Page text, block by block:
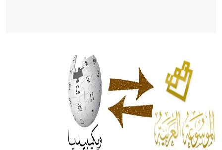
الحكم، الأدلة، تنظيم التغذية، ورسالته في جروح الرأس. ويعود
له الفضل بأنه حرر الطب من الدين والفلسفة.
- هل تعلم أن المرجان إفراز حيواني يتكون في البحر ويتركب
من مادة كربونات الكلسيوم، وهو أحمر أو شديد الحمرة وهو
أجود أنواعه، ويمتاز بكبر الحجم ويسمى الش